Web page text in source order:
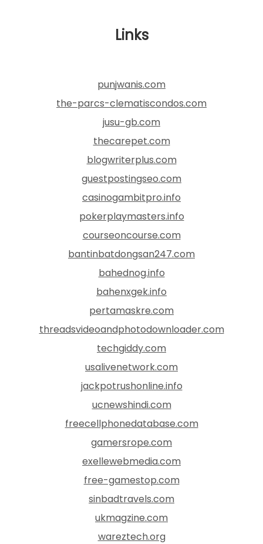
Links
punjwanis.com
the-parcs-clematiscondos.com
jusu-gb.com
thecarepet.com
blogwriterplus.com
guestpostingseo.com
casinogambitpro.info
pokerplaymasters.info
courseoncourse.com
bantinbatdongsan247.com
bahednog.info
bahenxgek.info
pertamaskre.com
threadsvideoandphotodownloader.com
techgiddy.com
usalivenetwork.com
jackpotrushonline.info
ucnewshindi.com
freecellphonedatabase.com
gamersrope.com
exellewebmedia.com
free-gamestop.com
sinbadtravels.com
ukmagzine.com
wareztech.org